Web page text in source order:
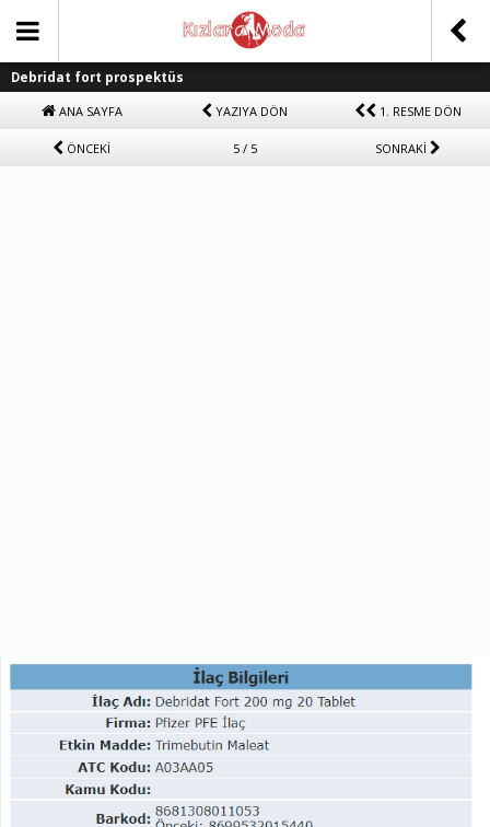
Debridat fort prospektüs
ANA SAYFA YAZIYA DÖN 1. RESME DÖN
ÖNCEKİ 5 / 5 SONRAKİ